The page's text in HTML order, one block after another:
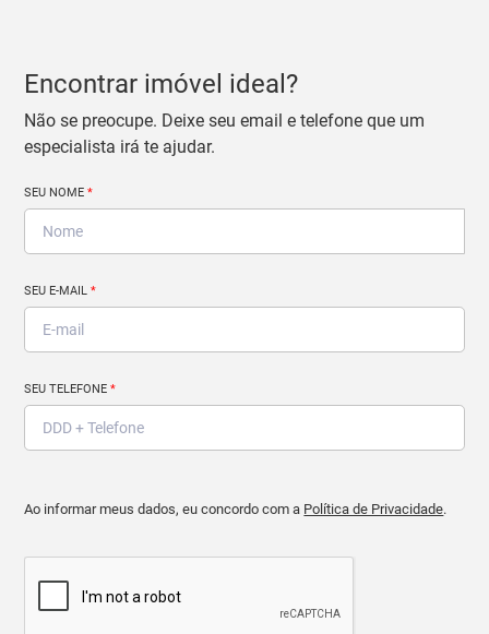
Encontrar imóvel ideal?
Não se preocupe. Deixe seu email e telefone que um
especialista irá te ajudar.
SEU NOME*
SEU E-MAIL*
SEU TELEFONE*
Ao informar meus dados, eu concordo com a Política de Privacidade.